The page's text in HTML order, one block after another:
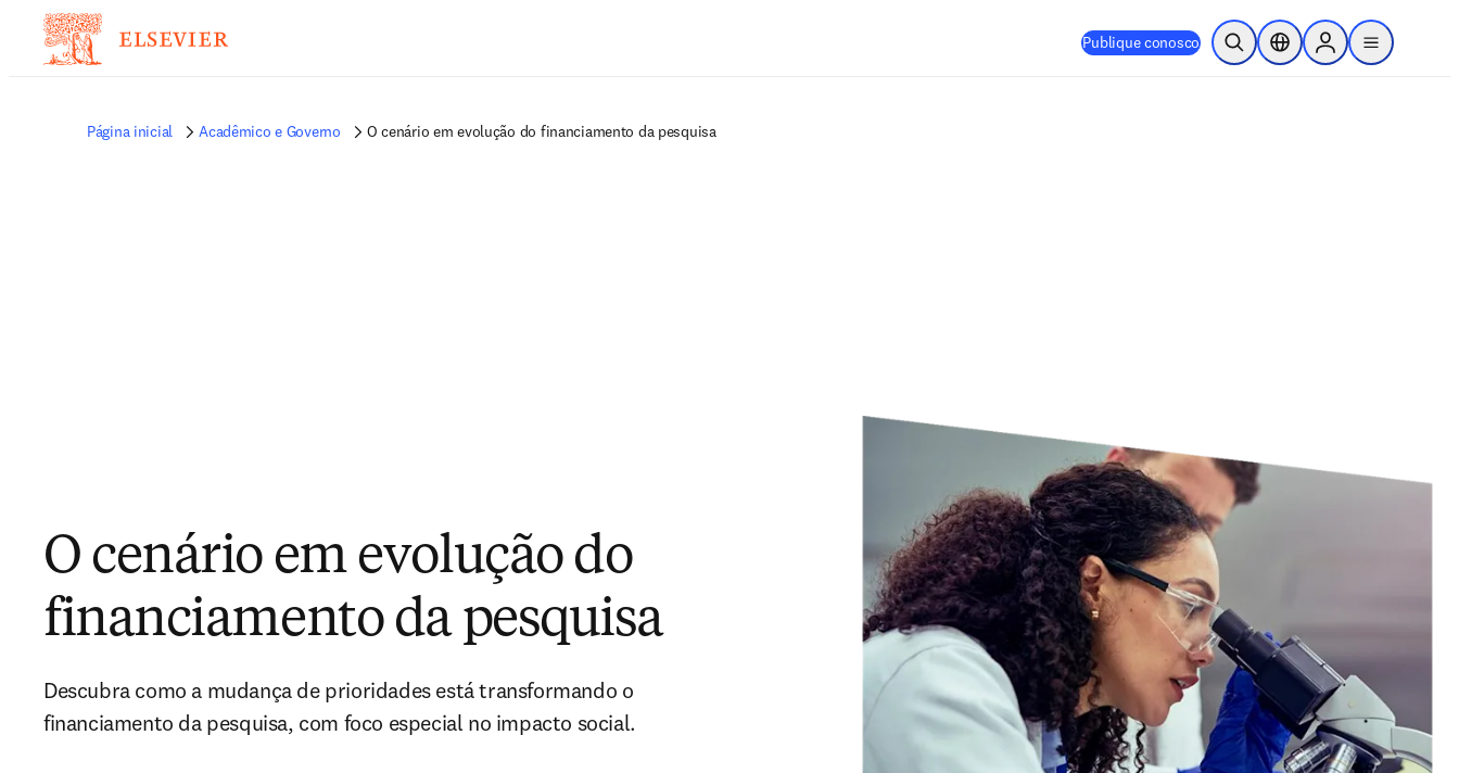
Publique conosco Pesquisa aberta
Seletor de localização
Sign in to products
menu
Página inicial Acadêmico e Governo O cenário em evolução do financiamento da pesquisa
O cenário em evolução do
financiamento da pesquisa
Descubra como a mudança de prioridades está transformando o
financiamento da pesquisa, com foco especial no impacto social.